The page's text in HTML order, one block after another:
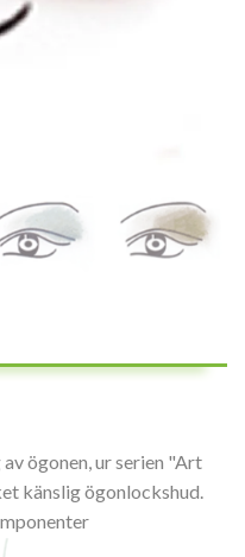
ögonen, ur serien "Art
känslig ögonlockshud.